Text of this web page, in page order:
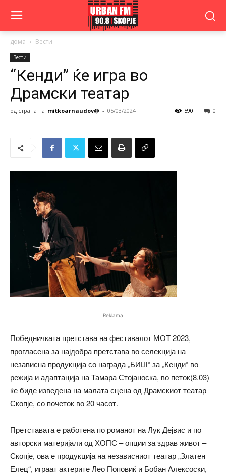
дома Вести
Вести
“Кенди” ќе игра во
Драмски театар
од страна на mitkoarnaudov@ - 05/03/2024 0
590
Reklama
Победничката претстава на фестивалот МОТ 2023,
прогласена за најдобра претстава во селекција на
независна продукција со награда „БИШ“ за „Кенди“ во
режија и адаптација на Тамара Стојаноска, во петок(8.03)
ќе биде изведена на малата сцена од Драмскиот театар
Скопје, со почеток во 20 часот.
Претставата е работена по романот на Лук Дејвис и по
авторски материјали од ХОПС – опции за здрав живот –
Скопје, ова е продукција на независниот театар „Златен
Елец“, играат актерите Лео Поповиќ и Бобан Алексоски,